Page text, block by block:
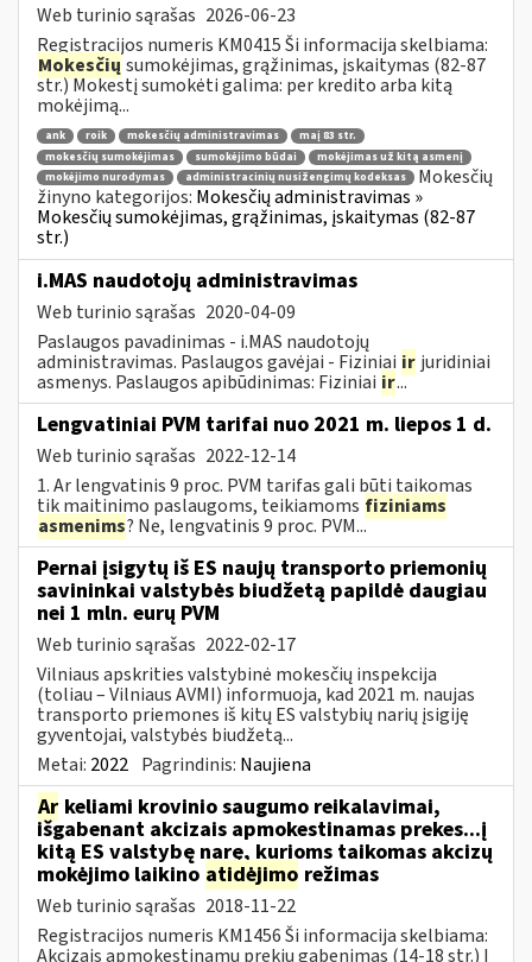
Web turinio sąrašas 2026-06-23
Registracijos numeris KM0415 Ši informacija skelbiama:
Mokesčių sumokėjimas, grąžinimas, įskaitymas (82-87
str.) Mokestį sumokėti galima: per kredito arba kitą
mokėjimą...
ank roik mokesčių administravimas
maį 83 str.
mokesčių sumokėjimas
sumokėjimo būdai
mokėjimas už kitą asmenį
mokėjimo nurodymas
administracinių nusižengimų kodeksas
Mokesčių
žinyno kategorijos: Mokesčių administravimas »
Mokesčių sumokėjimas, grąžinimas, įskaitymas (82-87
str.)
i.MAS naudotojų administravimas
Web turinio sąrašas 2020-04-09
Paslaugos pavadinimas - i.MAS naudotojų
administravimas. Paslaugos gavėjai - Fiziniai ir juridiniai
asmenys. Paslaugos apibūdinimas: Fiziniai ir...
Lengvatiniai PVM tarifai nuo 2021 m. liepos 1 d.
Web turinio sąrašas 2022-12-14
1. Ar lengvatinis 9 proc. PVM tarifas gali būti taikomas
tik maitinimo paslaugoms, teikiamoms fiziniams
asmenims? Ne, lengvatinis 9 proc. PVM...
Pernai įsigytų iš ES naujų transporto priemonių
savininkai valstybės biudžetą papildė daugiau
nei 1 mln. eurų PVM
Web turinio sąrašas 2022-02-17
Vilniaus apskrities valstybinė mokesčių inspekcija
(toliau – Vilniaus AVMI) informuoja, kad 2021 m. naujas
transporto priemones iš kitų ES valstybių narių įsigiję
gyventojai, valstybės biudžetą...
Metai: 2022 Pagrindinis: Naujiena
Ar keliami krovinio saugumo reikalavimai,
išgabenant akcizais apmokestinamas prekes...į
kitą ES valstybę narę, kurioms taikomas akcizų
mokėjimo laikino atidėjimo režimas
Web turinio sąrašas 2018-11-22
Registracijos numeris KM1456 Ši informacija skelbiama:
Akcizais apmokestinamų prekių gabenimas (14-18 str.) Į